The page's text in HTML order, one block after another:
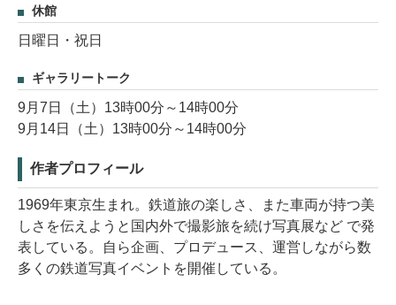
休館
日曜日・祝日
ギャラリートーク
9月7日（土）13時00分～14時00分
9月14日（土）13時00分～14時00分
作者プロフィール
1969年東京生まれ。鉄道旅の楽しさ、また車両が持つ美
しさを伝えようと国内外で撮影旅を続け写真展など で発
表している。自ら企画、プロデュース、運営しながら数
多くの鉄道写真イベントを開催している。